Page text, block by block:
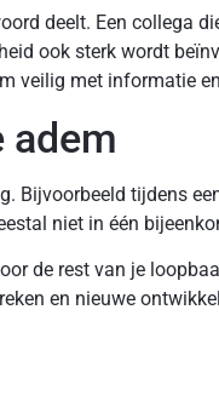
deelt. Een collega
ook sterk wordt
veilig met informatie
adem
Bijvoorbeeld tijdens
niet in één
de rest van je
en nieuwe